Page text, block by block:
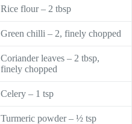
Rice flour – 2 tbsp
Green chilli – 2, finely chopped
Coriander leaves – 2 tbsp,
finely chopped
Celery – 1 tsp
Turmeric powder – ½ tsp